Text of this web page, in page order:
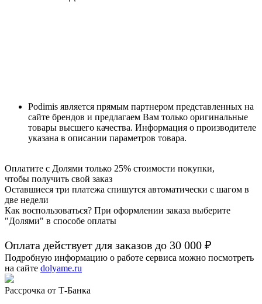
Podimis является прямым партнером представленных на
сайте брендов и предлагаем Вам только оригинальные
товары высшего качества. Информация о производителе
указана в описании параметров товара.
Оплатите с Долями только 25% стоимости покупки,
чтобы получить свой заказ
Оставшиеся три платежа спишутся автоматически с шагом в
две недели
Как воспользоваться? При оформлении заказа выберите
"Долями" в способе оплаты
Оплата действует для заказов до 30 000 ₽
Подробную информацию о работе сервиса можно посмотреть
на сайте dolyame.ru
Рассрочка от Т-Банка